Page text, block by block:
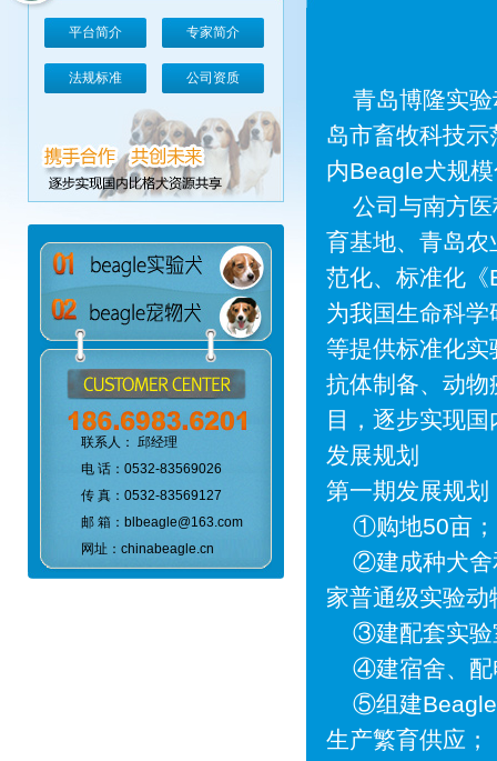
平台简介 专家简介
法规标准 公司资质
联系人： 邱经理
电 话：0532-83569026
传 真：0532-83569127
邮 箱：blbeagle@163.com
网址：chinabeagle.cn
青岛博隆实验
岛市畜牧科技
内Beagle犬规
公司与南方医
育基地、青岛
范化、标准化
为我国生命科
等提供标准化
抗体制备、动
目，逐步实现
发展规划
第一期发展规划
①购地50亩；
②建成种犬舍
家普通级实验
③建配套实验
④建宿舍、配
⑤组建Beagle
生产繁育供应；